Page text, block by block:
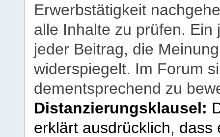
Erwerbstätigkeit
alle Inhalte zu prüfen.
jeder Beitrag, die
widerspiegelt. Im Forum
dementsprechend zu
Distanzierungsklausel:
erklärt ausdrücklich,